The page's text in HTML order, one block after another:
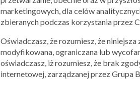
marketingowych, dla celów
zbieranych podczas korzystania przez
Oświadczasz, że rozumiesz, że
modyfikowana, ograniczana lub
oświadczasz, iż rozumiesz, że brak
internetowej, zarządzanej przez Grupa